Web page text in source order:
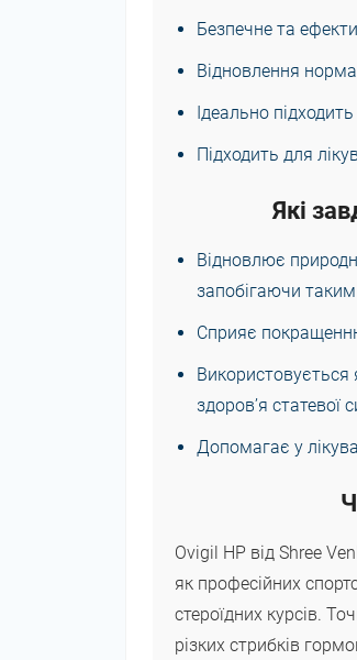
Безпечне та
Відновлення
Ідеально
Підходить для
Які
Відновлює
запобігаючи
Сприяє
здоров’я статевої
Допомагає у
Ovigil HP від Shree
як професійних
стероїдних курсів.
різких стрибків